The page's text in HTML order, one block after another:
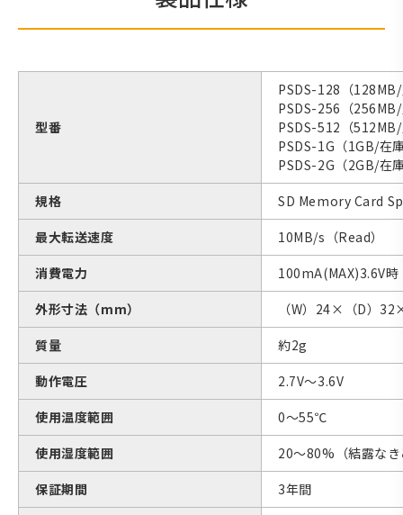
型番
PSDS-128（
PSDS-256（
PSDS-512（
PSDS-1G（1GB/在
PSDS-2G（2GB/在
規格
SD Memory Card
最大転送速度
10MB/s（Read）
消費電力
100mA(MAX)3.6V時
外形寸法（mm）
（W）24×（D）
質量
約2g
動作電圧
2.7V～3.6V
使用温度範囲
0～55℃
使用湿度範囲
20～80%（結露な
保証期間
3年間